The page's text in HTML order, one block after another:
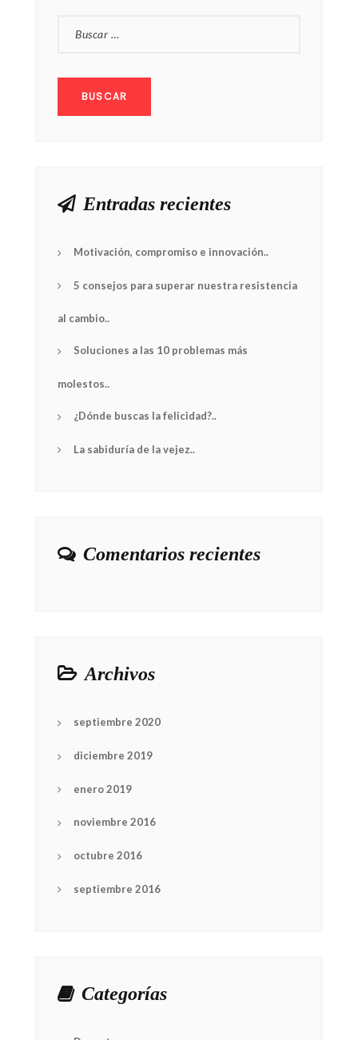
Entradas recientes
Motivación, compromiso e innovación..
5 consejos para superar nuestra resistencia
al cambio..
Soluciones a las 10 problemas más
molestos..
¿Dónde buscas la felicidad?..
La sabiduría de la vejez..
Comentarios recientes
Archivos
septiembre 2020
diciembre 2019
enero 2019
noviembre 2016
octubre 2016
septiembre 2016
Categorías